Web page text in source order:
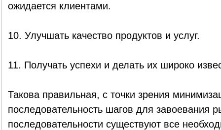
ожидается клиентами.
10. Улучшать качество продуктов и услуг.
11. Получать успехи и делать их широко
Такова правильная, с точки зрения
последовательность шагов для завоевания
последовательности существуют все